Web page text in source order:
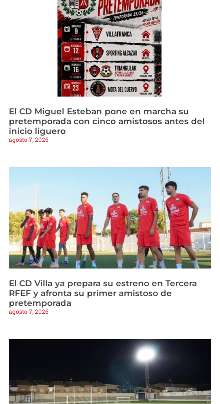
El CD Miguel Esteban pone en marcha su
pretemporada con cinco amistosos antes del
inicio liguero
agosto 7, 2026
El CD Villa ya prepara su estreno en Tercera
RFEF y afronta su primer amistoso de
pretemporada
agosto 7, 2026